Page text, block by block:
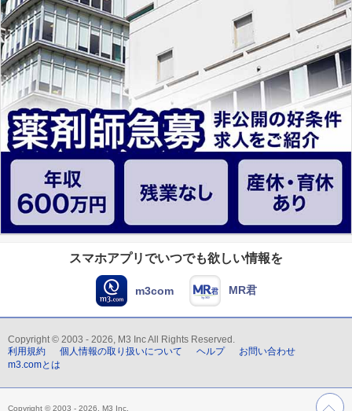
スマホアプリでいつでも欲しい情報を
m3com MR君
Copyright © 2003 - 2026, M3 Inc All Rights Reserved.
利用規約
個人情報の取り扱いについて ヘルプ
お問い合わせ
m3.comとは
Copyright © 2003 - 2026, M3 Inc.